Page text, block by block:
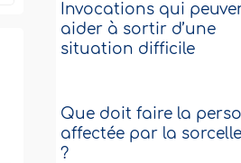
Invocations qui
aider à sortir d’une
situation difficile
Que doit faire la
affectée par la
?